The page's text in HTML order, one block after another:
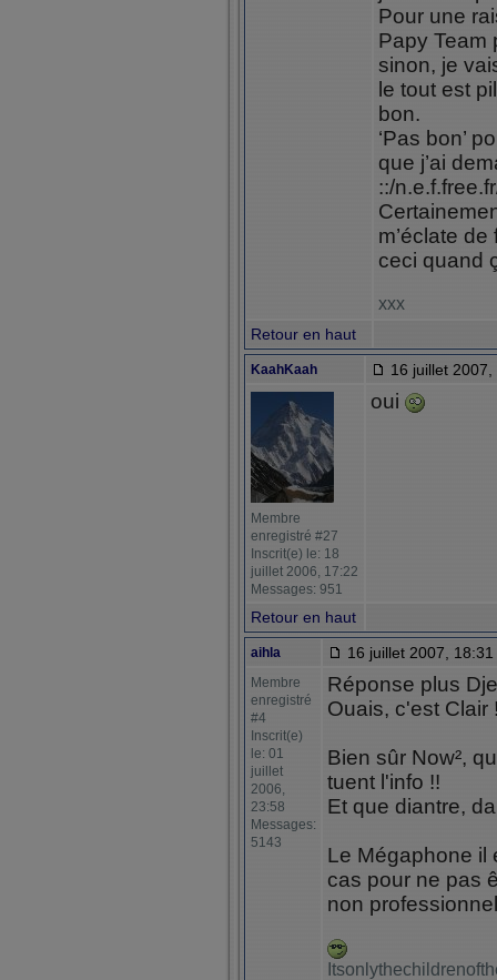
Pour une
Papy Team
sinon, je
le tout est
bon.
‘Pas bon’
que j’ai
::/
m’éclate
ceci quand
xxx
Retour en haut
KaahKaah 16 juillet 2007,
Membre
enregistré #27
Inscrit(e) le: 18
juillet 2006, 17:22
Messages: 951
oui
Retour en haut
aihla 16 juillet 2007, 18:31
Membre
enregistré
#4
Inscrit(e)
le: 01
juillet
2006,
23:58
Messages:
5143
Réponse plus
Ouais, c'est Clair
Bien sûr Now²,
tuent l'info !!
Et que diantre,
Le Mégaphone il
cas pour ne pas
non